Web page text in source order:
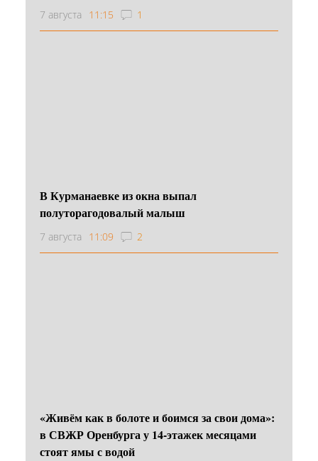
7 августа 11:15 1
В Курманаевке из окна выпал
полуторагодовалый малыш
7 августа 11:09 2
«Живём как в болоте и боимся за свои дома»:
в СВЖР Оренбурга у 14-этажек месяцами
стоят ямы с водой